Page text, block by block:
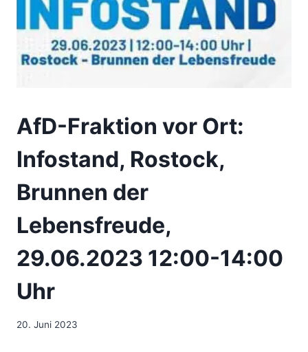
AfD-Fraktion vor Ort:
Infostand, Rostock,
Brunnen der
Lebensfreude,
29.06.2023 12:00-14:00
Uhr
20. Juni 2023